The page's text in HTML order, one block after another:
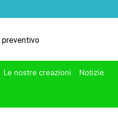
preventivo
Le nostre creazioni Notizie